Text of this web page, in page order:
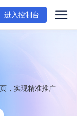
进入控制台
，实现精准推广